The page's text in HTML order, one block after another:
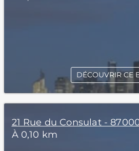
DÉCOUVRIR CE
21 Rue du Consulat -
À 0,10 km